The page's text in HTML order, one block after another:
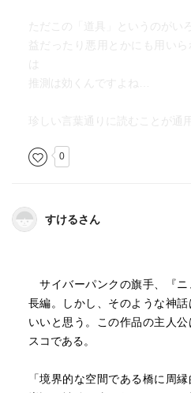
ただこの「道具」というのがい
益だったり悪用とかにも用い
は
推測は効くんですよね…
珍しい言葉通りに読むことが通
0
すけるさん
サイバーパンクの旗手、『ニ
長編。しかし、そのような神
いいと思う。この作品の主人
スコである。
「境界的な空間である橋に周